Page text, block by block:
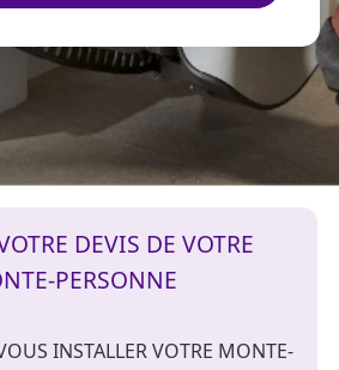
DEVIS DE VOTRE
PERSONNE
INSTALLER VOTRE MONTE-